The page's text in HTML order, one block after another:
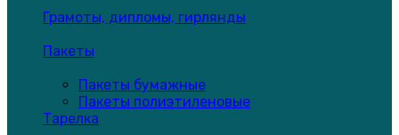
Грамоты, дипломы, гирлянды
Пакеты
Пакеты бумажные
Пакеты полиэтиленовые
Тарелка